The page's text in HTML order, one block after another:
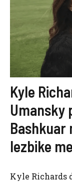
Kyle
Umansky
Bashkuar
lezbike
Kyle Richards